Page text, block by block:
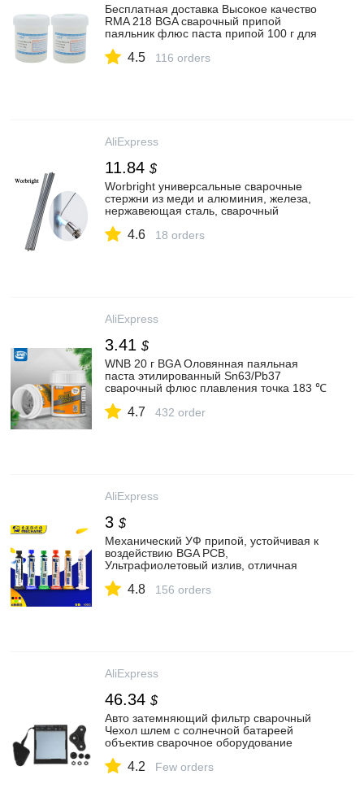
Бесплатная доставка Высокое качество
RMA 218 BGA сварочный припой
паяльник флюс паста припой 100 г для
флюсы| | АлиЭкспресс
4.5 116 orders
AliExpress
11.84 $
Worbright универсальные сварочные
стержни из меди и алюминия, железа,
нержавеющая сталь, сварочный
сварочный электрод, не требует
4.6 18 orders
AliExpress
3.41 $
WNB 20 г BGA Оловянная паяльная
паста этилированный Sn63/Pb37
сварочный флюс плавления точка 183 ℃
наборы паяльный инструмент|
4.7 432 order
AliExpress
3 $
Механический УФ припой, устойчивая к
воздействию BGA PCB,
Ультрафиолетовый излив, отличная
сопротивлением 10 куб. См, красный/
4.8 156 orders
AliExpress
46.34 $
Авто затемняющий фильтр сварочный
Чехол шлем с солнечной батареей
объектив сварочное оборудование
АлиЭкспресс
4.2 Few orders